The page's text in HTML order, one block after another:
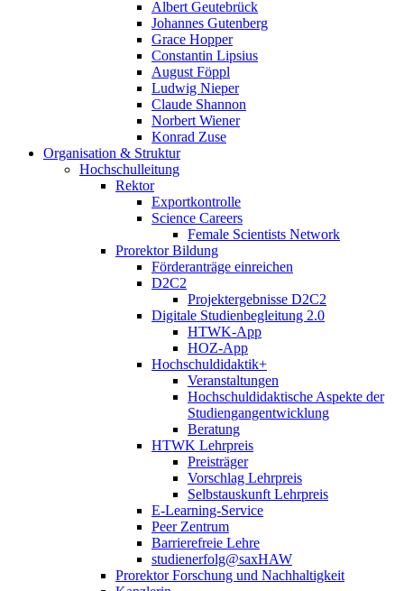
Albert Geutebrück
Johannes Gutenberg
Grace Hopper
Constantin Lipsius
August Föppl
Ludwig Nieper
Claude Shannon
Norbert Wiener
Konrad Zuse
Organisation & Struktur
Hochschulleitung
Rektor
Exportkontrolle
Science Careers
Female Scientists Network
Prorektor Bildung
Förderanträge einreichen
D2C2
Projektergebnisse D2C2
Digitale Studienbegleitung 2.0
HTWK-App
HOZ-App
Hochschuldidaktik+
Veranstaltungen
Hochschuldidaktische Aspekte der
Studiengangentwicklung
Beratung
HTWK Lehrpreis
Preisträger
Vorschlag Lehrpreis
Selbstauskunft Lehrpreis
E-Learning-Service
Peer Zentrum
Barrierefreie Lehre
studienerfolg@saxHAW
Prorektor Forschung und Nachhaltigkeit